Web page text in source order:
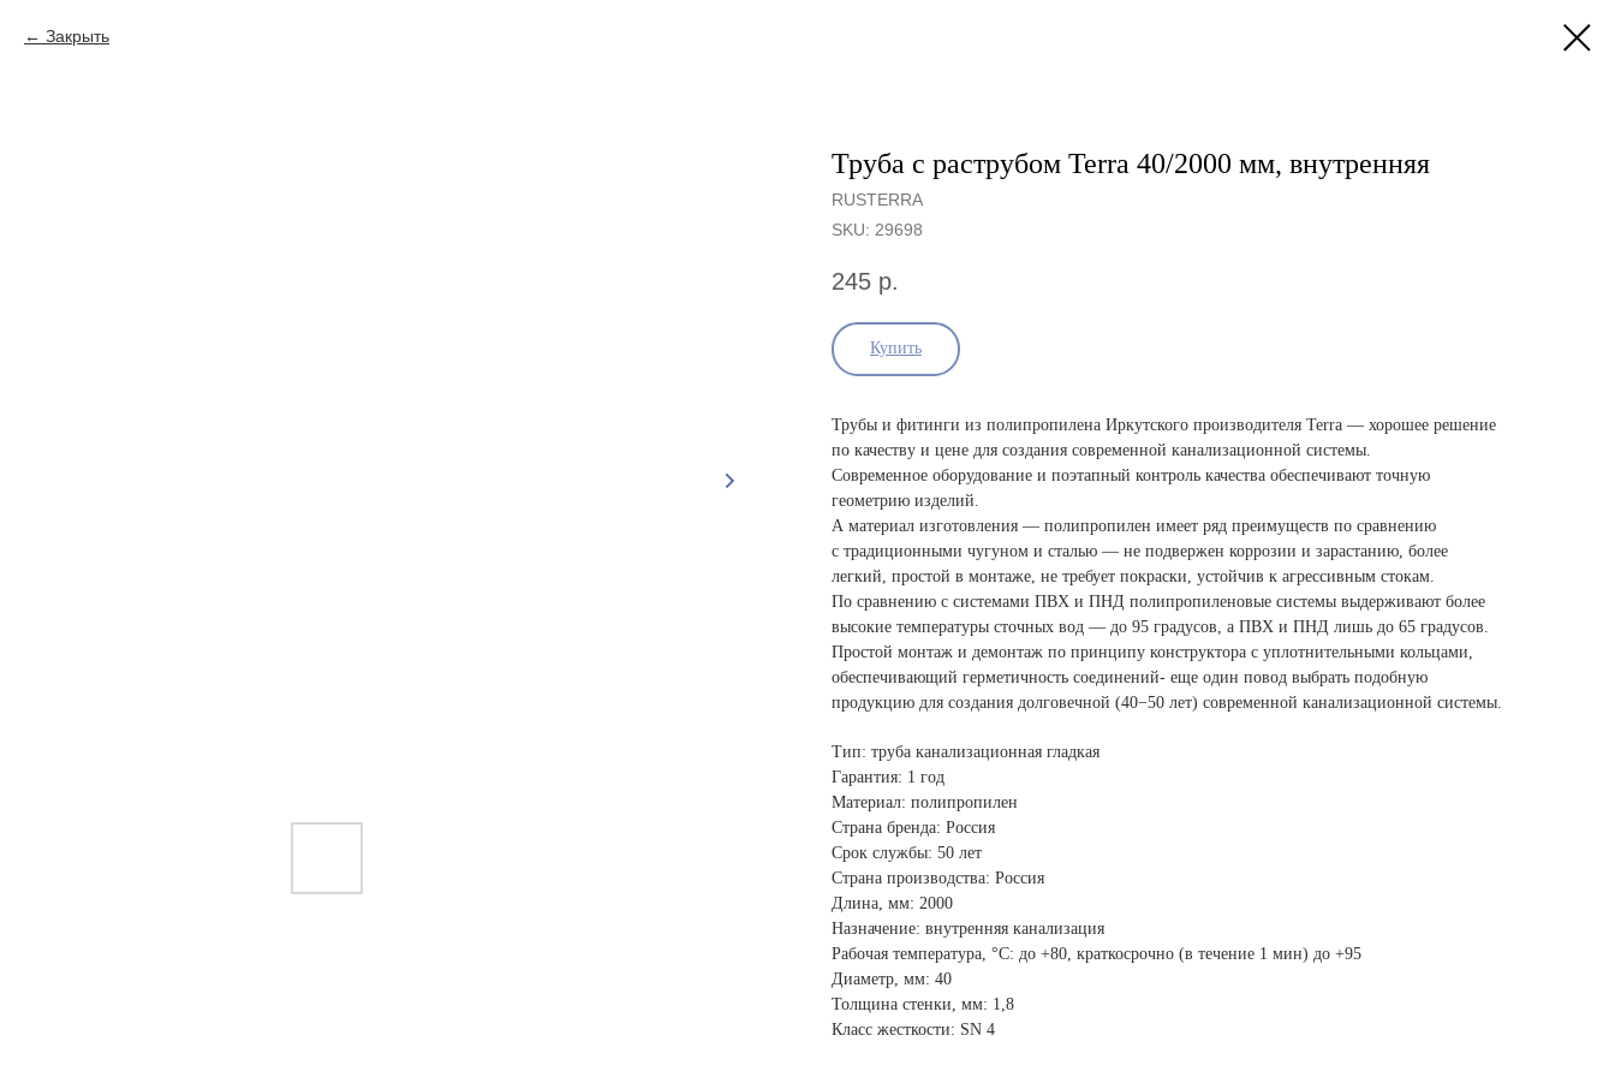
Закрыть
Труба с раструбом Terra 40/2000 мм, внутренняя
RUSTERRA
SKU: 29698
245 р.
Купить
Трубы и фитинги из полипропилена Иркутского производителя Terra — хорошее решение
по качеству и цене для создания современной канализационной системы.
Современное оборудование и поэтапный контроль качества обеспечивают точную
геометрию изделий.
А материал изготовления — полипропилен имеет ряд преимуществ по сравнению
с традиционными чугуном и сталью — не подвержен коррозии и зарастанию, более
легкий, простой в монтаже, не требует покраски, устойчив к агрессивным стокам.
По сравнению с системами ПВХ и ПНД полипропиленовые системы выдерживают более
высокие температуры сточных вод — до 95 градусов, а ПВХ и ПНД лишь до 65 градусов.
Простой монтаж и демонтаж по принципу конструктора с уплотнительными кольцами,
обеспечивающий герметичность соединений- еще один повод выбрать подобную
продукцию для создания долговечной (40−50 лет) современной канализационной системы.
Тип: труба канализационная гладкая
Гарантия: 1 год
Материал: полипропилен
Страна бренда: Россия
Срок службы: 50 лет
Страна производства: Россия
Длина, мм: 2000
Назначение: внутренняя канализация
Рабочая температура, °С: до +80, краткосрочно (в течение 1 мин) до +95
Диаметр, мм: 40
Толщина стенки, мм: 1,8
Класс жесткости: SN 4